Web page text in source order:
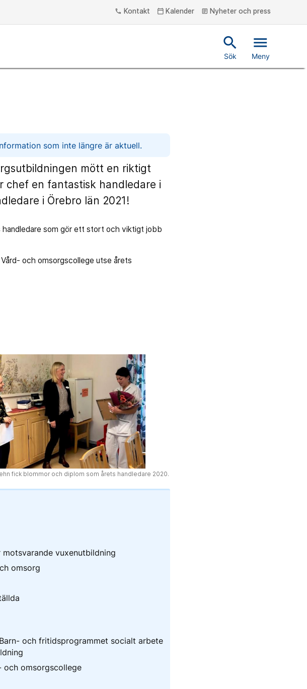
phone Kontakt calendar_today Kalender article Nyheter och press
search
Sök
menu
Meny
som inte längre är aktuell.
mött en riktigt
chef en fantastisk handledare i
i Örebro län 2021!
handledare som gör ett stort och viktigt jobb
och omsorgscollege utse årets
fick blommor och diplom som årets handledare 2020.
vuxenutbildning
omsorg
och fritidsprogrammet socialt arbete
och omsorgscollege